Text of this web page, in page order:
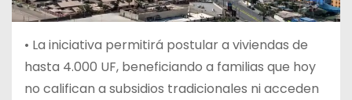
• La iniciativa permitirá postular a viviendas de
hasta 4.000 UF, beneficiando a familias que hoy
no califican a subsidios tradicionales ni acceden